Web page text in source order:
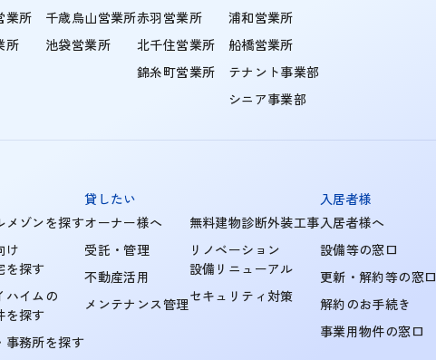
業所
所
千歳烏山営業所
池袋営業所
赤羽営業所
北千住営業所
錦糸町営業所
浦和営業所
船橋営業所
テナント事業部
シニア事業部
メゾンを探す
け
を探す
ハイムの
を探す
事務所を探す
貸したい
オーナー様へ
受託・管理
不動産活用
メンテナンス管理
無料建物診断外装工事
リノベーション
設備リニューアル
セキュリティ対策
入居者様
入居者様へ
設備等の窓口
更新・解約等の窓口
解約のお手続き
事業用物件の窓口